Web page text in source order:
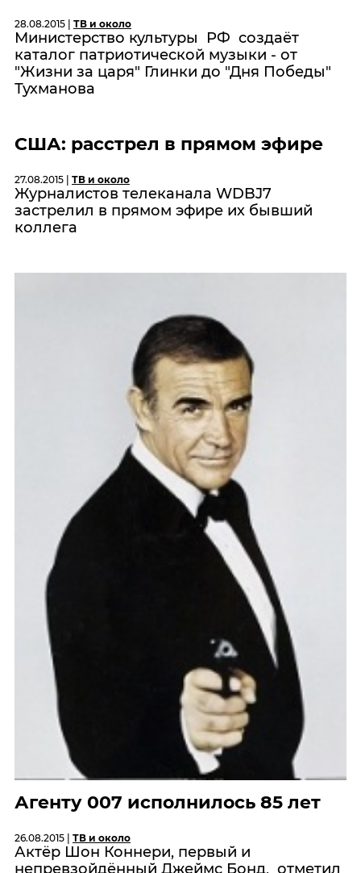
28.08.2015 | ТВ и около
Министерство культуры РФ создаёт
каталог патриотической музыки - от
"Жизни за царя" Глинки до "Дня Победы"
Тухманова
США: расстрел в прямом эфире
27.08.2015 | ТВ и около
Журналистов телеканала WDBJ7
застрелил в прямом эфире их бывший
коллега
Агенту 007 исполнилось 85 лет
26.08.2015 | ТВ и около
Актёр Шон Коннери, первый и
непревзойдённый Джеймс Бонд, отметил